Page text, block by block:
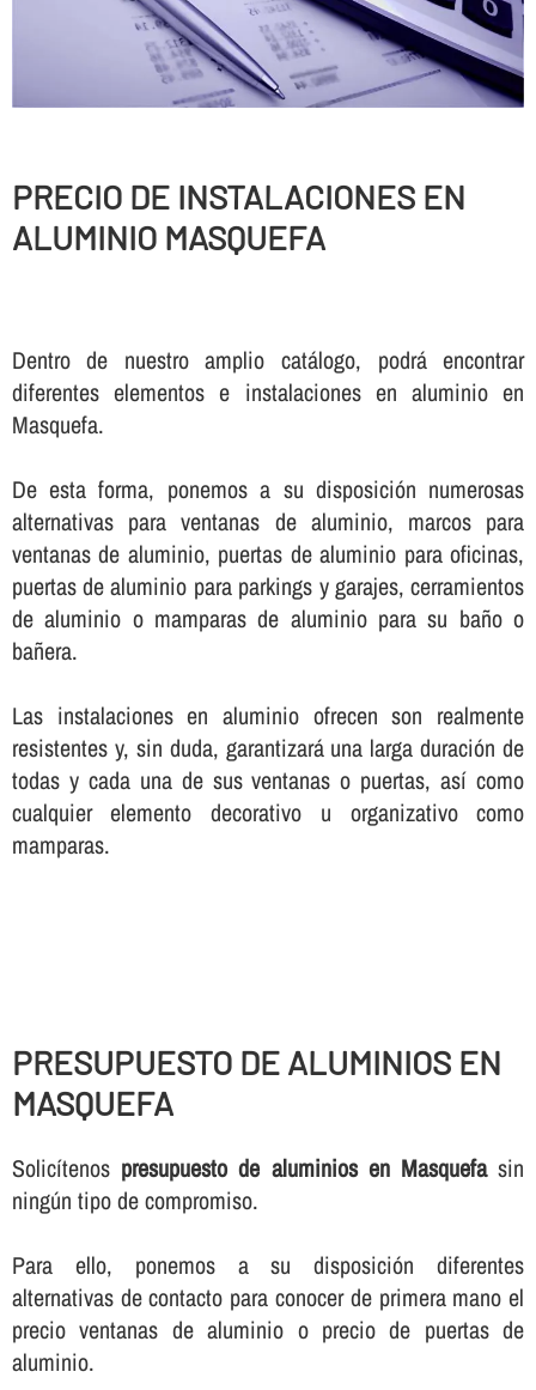
PRECIO DE INSTALACIONES EN
ALUMINIO MASQUEFA
Dentro de nuestro amplio catálogo, podrá encontrar
diferentes elementos e instalaciones en aluminio en
Masquefa.
De esta forma, ponemos a su disposición numerosas
alternativas para ventanas de aluminio, marcos para
ventanas de aluminio, puertas de aluminio para oficinas,
puertas de aluminio para parkings y garajes, cerramientos
de aluminio o mamparas de aluminio para su baño o
bañera.
Las instalaciones en aluminio ofrecen son realmente
resistentes y, sin duda, garantizará una larga duración de
todas y cada una de sus ventanas o puertas, así­ como
cualquier elemento decorativo u organizativo como
mamparas.
PRESUPUESTO DE ALUMINIOS EN
MASQUEFA
Solicí­tenos presupuesto de aluminios en Masquefasin
ningún tipo de compromiso.
Para ello, ponemos a su disposición diferentes
alternativas de contacto para conocer de primera mano el
precio ventanas de aluminio o precio de puertas de
aluminio.